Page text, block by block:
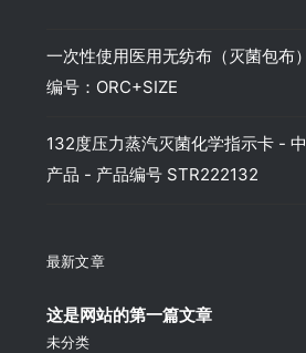
最新文章
这是网站的第一篇文章
未分类
一次性使用医用无纺布（灭菌包布
编号：ORC+SIZE
132度压力蒸汽灭菌化学指示卡 -
产品 - 产品编号 STR222132